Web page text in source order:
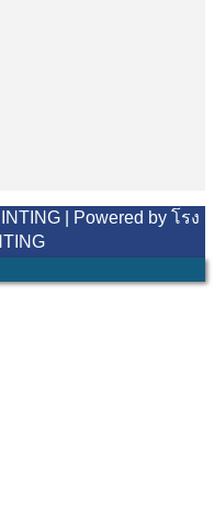
| Powered by โรง